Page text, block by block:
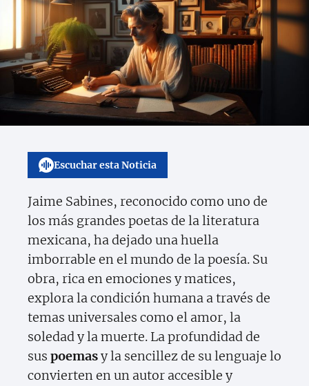
Escuchar esta Noticia
Jaime Sabines, reconocido como uno de
los más grandes poetas de la literatura
mexicana, ha dejado una huella
imborrable en el mundo de la poesía. Su
obra, rica en emociones y matices,
explora la condición humana a través de
temas universales como el amor, la
soledad y la muerte. La profundidad de
sus poemasy la sencillez de su lenguaje lo
convierten en un autor accesible y